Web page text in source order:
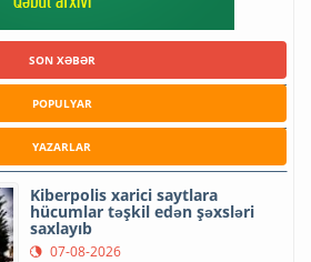
SON XƏBƏR
POPULYAR
YAZARLAR
Kiberpolis xarici saytlara
hücumlar təşkil edən şəxsləri
saxlayıb
07-08-2026